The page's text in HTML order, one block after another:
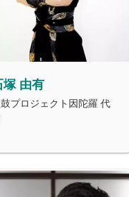
塚 由有
プロジェクト因陀羅 代